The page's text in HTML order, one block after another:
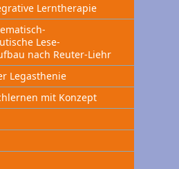
Lerntherapie
Lese-
nach Reuter-Liehr
Legasthenie
mit Konzept